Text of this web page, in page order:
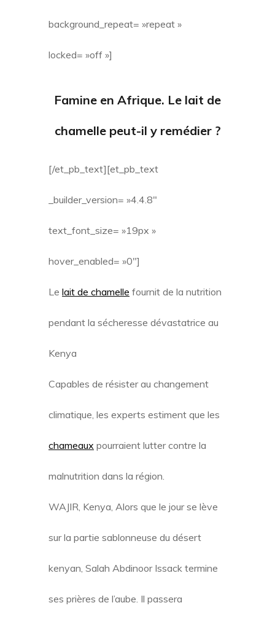
background_repeat= »repeat »
locked= »off »]
Famine en Afrique. Le lait de
chamelle peut-il y remédier ?
[/et_pb_text][et_pb_text
_builder_version= »4.4.8″
text_font_size= »19px »
hover_enabled= »0″]
Le lait de chamelle fournit de la nutrition
pendant la sécheresse dévastatrice au
Kenya
Capables de résister au changement
climatique, les experts estiment que les
chameaux pourraient lutter contre la
malnutrition dans la région.
WAJIR, Kenya, Alors que le jour se lève
sur la partie sablonneuse du désert
kenyan, Salah Abdinoor Issack termine
ses prières de l’aube. Il passera